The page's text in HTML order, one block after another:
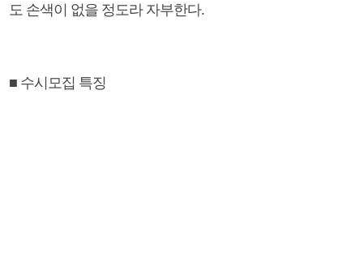
도 손색이 없을 정도라 자부한다.
■ 수시모집 특징